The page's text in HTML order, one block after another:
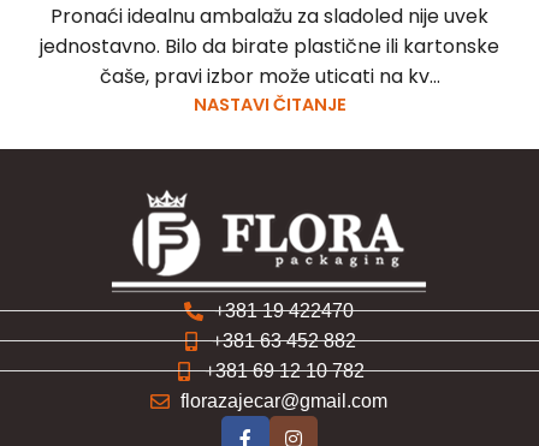
Pronaći idealnu ambalažu za sladoled nije uvek
jednostavno. Bilo da birate plastične ili kartonske
čaše, pravi izbor može uticati na kv...
NASTAVI ČITANJE
+381 19 422470
+381 63 452 882
+381 69 12 10 782
florazajecar@gmail.com